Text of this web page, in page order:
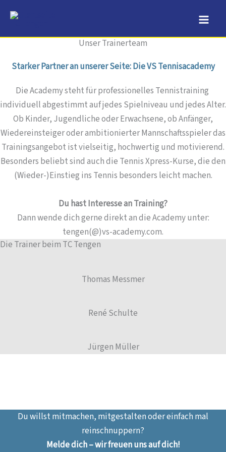
Inhalt
springen
Unser Trainerteam
Starker Partner an unserer Seite: Die VS Tennisacademy
Die Academy steht für professionelles Tennistraining
individuell abgestimmt auf jedes Spielniveau und jedes Alter.
Ob Kinder, Jugendliche oder Erwachsene, ob Anfänger,
Wiedereinsteiger oder ambitionierter Mannschaftsspieler das
Trainingsangebot ist vielseitig, hochwertig und motivierend.
Besonders beliebt sind auch die Tennis Xpress-Kurse, die den
(Wieder-)Einstieg ins Tennis besonders leicht machen.
Du hast Interesse an Training?
Dann wende dich gerne direkt an die Academy unter:
tengen(@)vs-academy.com.
Die Trainer beim TC Tengen
Thomas Messmer
René Schulte
Jürgen Müller
Du willst mitmachen, mitgestalten oder einfach mal
reinschnuppern?
Melde dich – wir freuen uns auf dich!